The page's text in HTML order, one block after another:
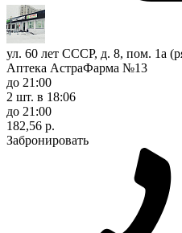
ул. 60 лет СССР, д. 8, пом. 1а
Аптека АстраФарма №13
до 21:00
2 шт. в 18:06
до 21:00
182,56 р.
Забронировать